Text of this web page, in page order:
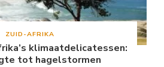
ZUID-AFRIKA
klimaatdelicatessen:
tot hagelstormen